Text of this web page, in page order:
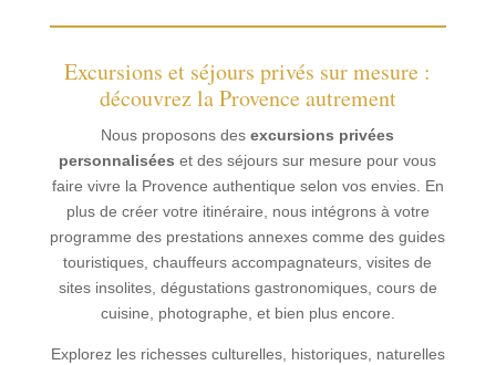
Excursions et séjours privés sur mesure :
découvrez la Provence autrement
Nous proposons desexcursions privées
personnalisées et des séjours sur mesure pour vous
faire vivre la Provence authentique selon vos envies. En
plus de créer votre itinéraire, nous intégrons à votre
programme des prestations annexes comme des guides
touristiques, chauffeurs accompagnateurs, visites de
sites insolites, dégustations gastronomiques, cours de
cuisine, photographe, et bien plus encore.
Explorez les richesses culturelles, historiques, naturelles